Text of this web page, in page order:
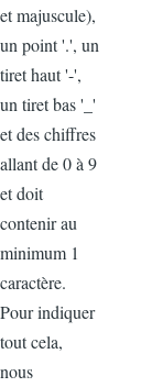
et majuscule),
un point '.', un
tiret haut '-',
un tiret bas '_'
et des chiffres
allant de 0 à 9
et doit
contenir au
minimum 1
caractère.
Pour indiquer
tout cela,
nous